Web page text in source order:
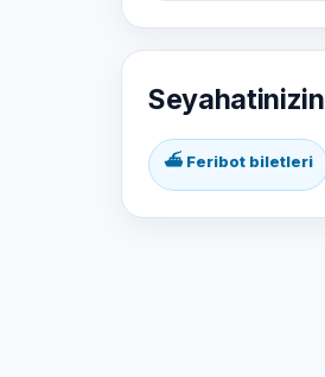
Seyahatinizin
⛴ Feribot biletleri